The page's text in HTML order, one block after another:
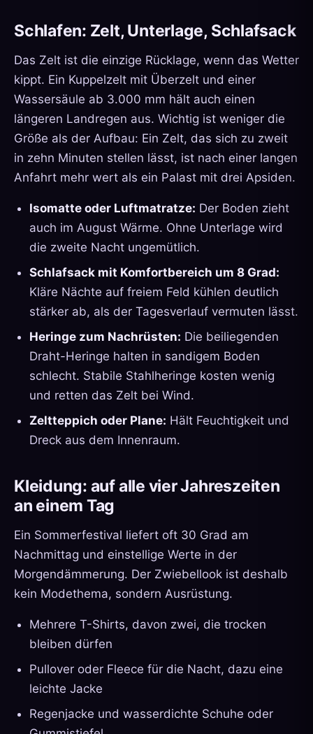
Schlafen: Zelt, Unterlage, Schlafsack
Das Zelt ist die einzige Rücklage, wenn das Wetter
kippt. Ein Kuppelzelt mit Überzelt und einer
Wassersäule ab 3.000 mm hält auch einen
längeren Landregen aus. Wichtig ist weniger die
Größe als der Aufbau: Ein Zelt, das sich zu zweit
in zehn Minuten stellen lässt, ist nach einer langen
Anfahrt mehr wert als ein Palast mit drei Apsiden.
Isomatte oder Luftmatratze: Der Boden zieht
auch im August Wärme. Ohne Unterlage wird
die zweite Nacht ungemütlich.
Schlafsack mit Komfortbereich um 8 Grad:
Kläre Nächte auf freiem Feld kühlen deutlich
stärker ab, als der Tagesverlauf vermuten lässt.
Heringe zum Nachrüsten: Die beiliegenden
Draht-Heringe halten in sandigem Boden
schlecht. Stabile Stahlheringe kosten wenig
und retten das Zelt bei Wind.
Zeltteppich oder Plane: Hält Feuchtigkeit und
Dreck aus dem Innenraum.
Kleidung: auf alle vier Jahreszeiten
an einem Tag
Ein Sommerfestival liefert oft 30 Grad am
Nachmittag und einstellige Werte in der
Morgendämmerung. Der Zwiebellook ist deshalb
kein Modethema, sondern Ausrüstung.
Mehrere T-Shirts, davon zwei, die trocken
bleiben dürfen
Pullover oder Fleece für die Nacht, dazu eine
leichte Jacke
Regenjacke und wasserdichte Schuhe oder